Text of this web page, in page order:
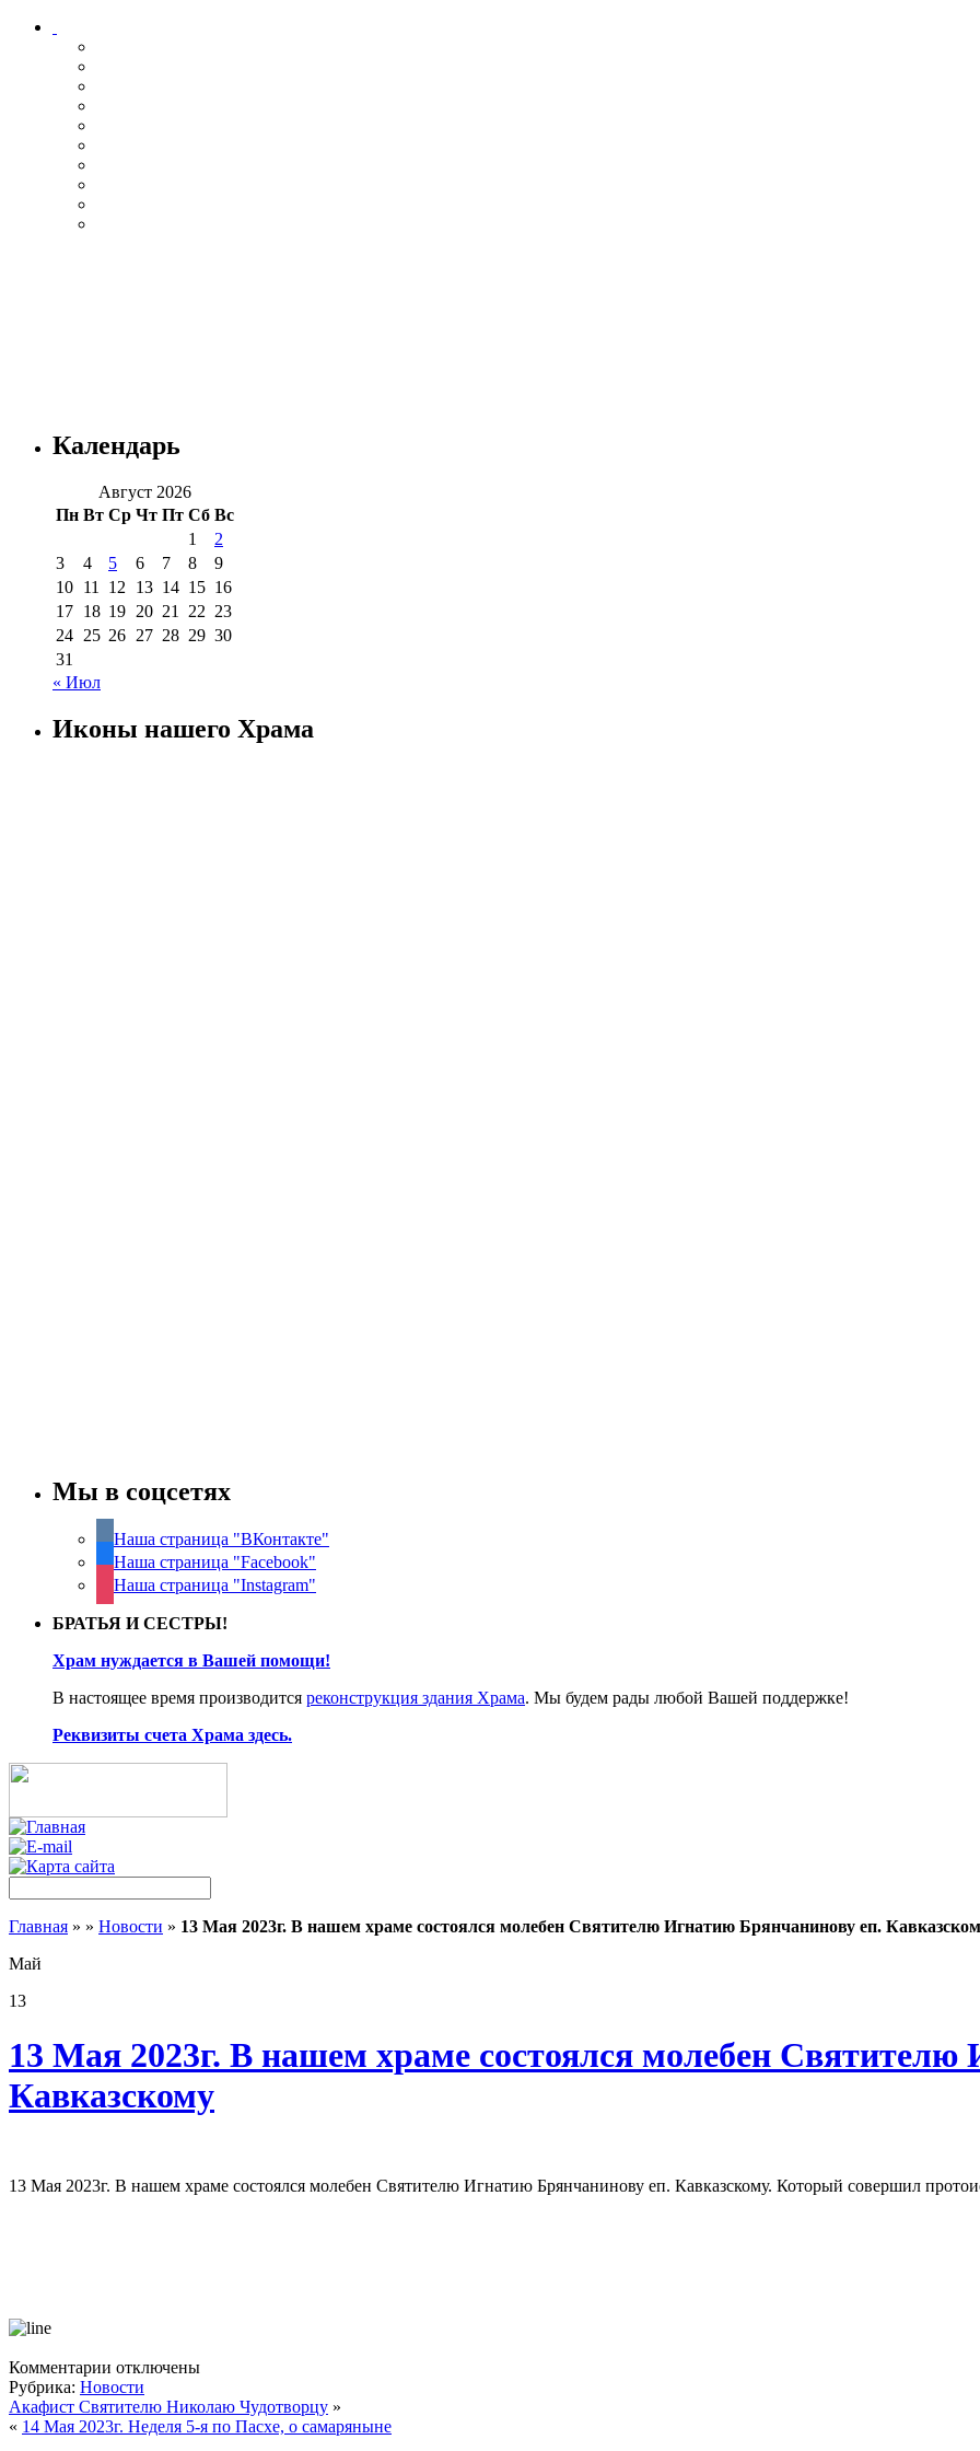
Календарь
Август 2026
Пн Вт Ср Чт Пт Сб Вс
1
2
3
4 5 6 7 8
9
10 11 12 13 14 15 16
17 18 19 20 21 22 23
24 25 26 27 28 29 30
31
« Июл
Иконы нашего Храма
Мы в соцсетях
Наша страница "ВКонтакте"
Наша страница "Facebook"
Наша страница "Instagram"
БРАТЬЯ И СЕСТРЫ!
Храм нуждается в Вашей помощи!
В настоящее время производится реконструкция здания Храма. Мы будем рады любой Вашей поддержке!
Реквизиты счета Храма здесь.
Главная » » Новости » 13 Мая 2023г. В нашем храме состоялся молебен Святителю Игнатию Брянчанинову еп.
Май
13
13 Мая 2023г. В нашем храме состоялся молебен
Кавказскому
13 Мая 2023г. В нашем храме состоялся молебен Святителю Игнатию Брянчанинову еп. Кавказскому. Который совершил
Комментарии к
записи
13
Мая
отключены
Рубрика: Новости
Акафист Святителю Николаю Чудотворцу »
« 14 Мая 2023г. Неделя 5-я по Пасхе, о самаряныне